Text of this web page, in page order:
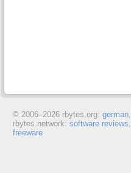
© 2006–2026 rbytes.org: german,
rbytes.network: software reviews,
freeware